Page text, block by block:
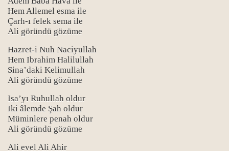
Hem Allemel esma ile
Çarh-ı felek sema ile
Ali göründü gözüme
Hazret-i Nuh Naciyullah
Hem Ibrahim Halilullah
Sina’daki Kelimullah
Ali göründü gözüme
Isa’yı Ruhullah oldur
Iki âlemde Şah oldur
Müminlere penah oldur
Ali göründü gözüme
Ali evel Ali Ahir